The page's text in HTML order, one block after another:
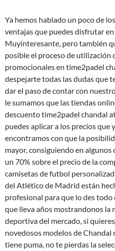
Ya hemos hablado un poco de
ventajas que puedes disfrutar
Muyinteresante, pero también
posible el proceso de utilización
promocionales en time2padel
despejarte todas las dudas que
dar el paso de contar con
le sumamos que las tiendas
descuento time2padel chandal
puedes aplicar a los precios que
encontramos con que la
mayor, consiguiendo en algunos
un 70% sobre el precio de la
camisetas de futbol
del Atlético de Madrid están
profesional para que lo des todo
que lleva años mostrandonos la
deportiva del mercado, si
novedosos modelos de
tiene puma, no te pierdas la